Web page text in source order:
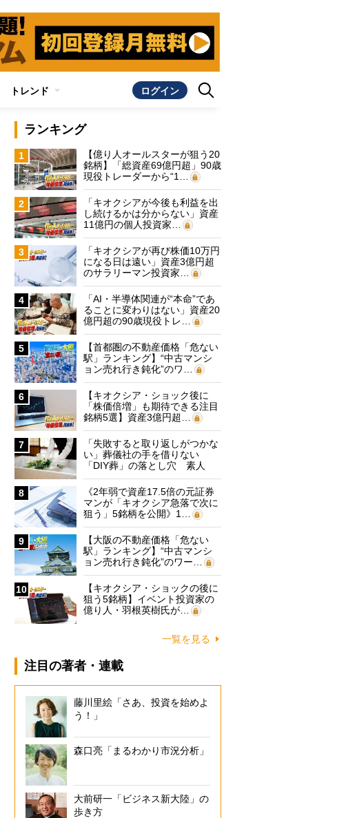
トレンド ログイン
ランキング
1
【億り人オールスターが狙う20
銘柄】「総資産69億円超」90歳
現役トレーダーから“1…
2
「キオクシアが今後も利益を出
し続けるかは分からない」資産
11億円の個人投資家…
3
「キオクシアが再び株価10万円
になる日は遠い」資産3億円超
のサラリーマン投資家…
4
「AI・半導体関連が“本命”であ
ることに変わりはない」資産20
億円超の90歳現役トレ…
5
【首都圏の不動産価格「危ない
駅」ランキング】“中古マンシ
ョン売れ行き鈍化”のワ…
6
【キオクシア・ショック後に
「株価倍増」も期待できる注目
銘柄5選】資産3億円超…
7
「失敗すると取り返しがつかな
い」葬儀社の手を借りない
「DIY葬」の落とし穴 素人
に…
8
《2年弱で資産17.5倍の元証券
マンが「キオクシア急落で次に
狙う」5銘柄を公開》1…
9
【大阪の不動産価格「危ない
駅」ランキング】“中古マンシ
ョン売れ行き鈍化”のワー…
10
【キオクシア・ショックの後に
狙う5銘柄】イベント投資家の
億り人・羽根英樹氏が…
一覧を見る
注目の著者・連載
藤川里絵「さあ、投資を始めよ
う！」
森口亮「まるわかり市況分析」
大前研一「ビジネス新大陸」の
歩き方